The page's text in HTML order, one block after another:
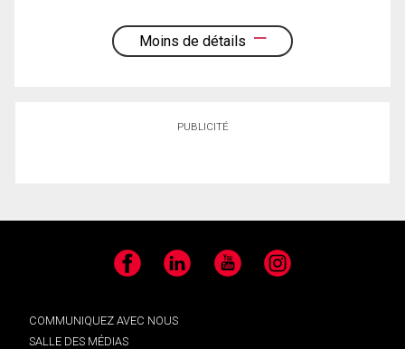
Moins de détails
PUBLICITÉ
Facebook LinkedIn YouTube Instagram
COMMUNIQUEZ AVEC NOUS
SALLE DES MÉDIAS